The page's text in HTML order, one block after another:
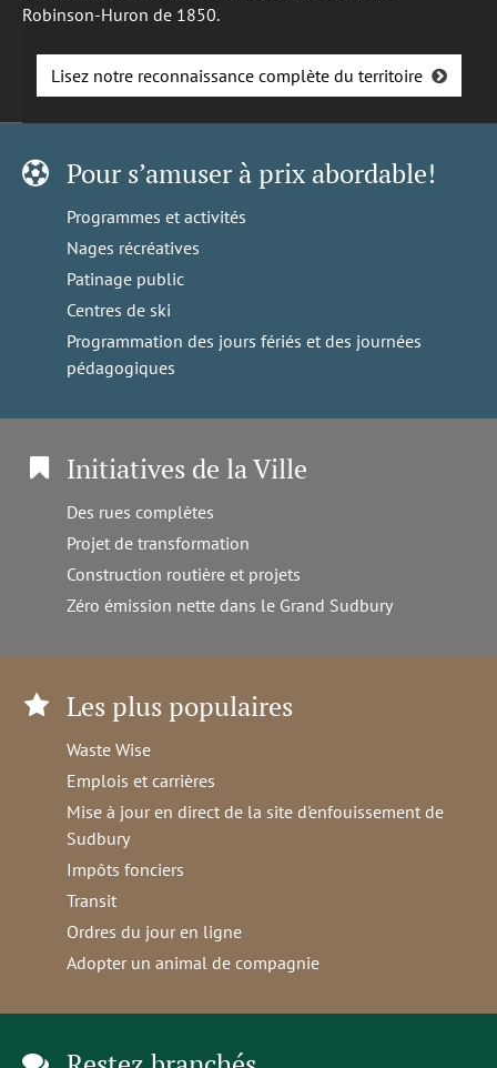
Robinson-Huron de 1850.
Lisez notre reconnaissance complète du territoire
Pour s’amuser à prix abordable!
Programmes et activités
Nages récréatives
Patinage public
Centres de ski
Programmation des jours fériés et des journées
pédagogiques
Initiatives de la Ville
Des rues complètes
Projet de transformation
Construction routière et projets
Zéro émission nette dans le Grand Sudbury
Les plus populaires
Waste Wise
Emplois et carrières
Mise à jour en direct de la site d'enfouissement de
Sudbury
Impôts fonciers
Transit
Ordres du jour en ligne
Adopter un animal de compagnie